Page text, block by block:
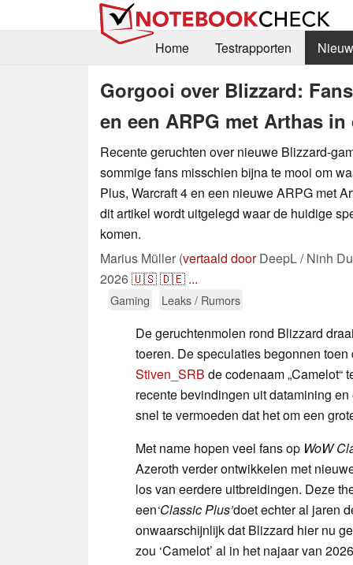
Home
Testrapporten
Gorgooi over Blizzard:
en een ARPG met Arthas
Recente geruchten over nieuwe Blizzard-
sommige fans misschien bijna te mooi om
Plus, Warcraft 4 en een nieuwe ARPG met
dit artikel wordt uitgelegd waar de huidige
komen.
Marius Müller (vertaald doorDeepL / Ninh
2026🇺🇸🇩🇪 ...
Gaming Leaks / Rumors
De geruchtenmolen rond Blizzard
toeren. De speculaties begonnen
Stiven_SRB de codenaam „Camelot“
recente bevindingen uit datamining
snel te vermoeden dat het om een
Met name hopen veel fans op WoW
Azeroth verder ontwikkelen met
los van eerdere uitbreidingen. Deze
een‘Classic Plus’doet echter al jaren
onwaarschijnlijk dat Blizzard hier nu
zou ‘Camelot’ al in het najaar van